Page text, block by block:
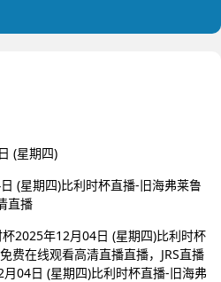
(星期四)
(星期四)比利时杯直播-旧海弗莱鲁
直播
杯2025年12月04日 (星期四)比利时杯
费在线观看高清直播直播，JRS直播
04日 (星期四)比利时杯直播-旧海弗